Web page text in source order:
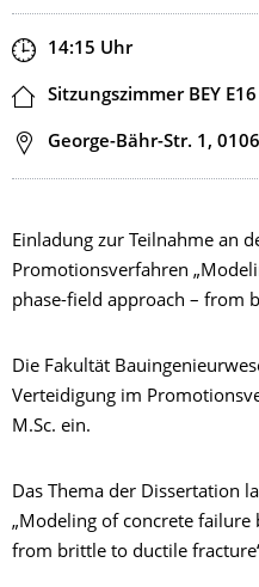
Zeit
14:15 Uhr
Ort
Sitzungszimmer BEY E16
Adresse
George-Bähr-Str. 1,
Einladung zur Teilnahme an
Promotionsverfahren
phase-field approach – from
Die Fakultät
Verteidigung im
M.Sc. ein.
Das Thema der Dissertation
„Modeling of concrete failure
from brittle to ductile